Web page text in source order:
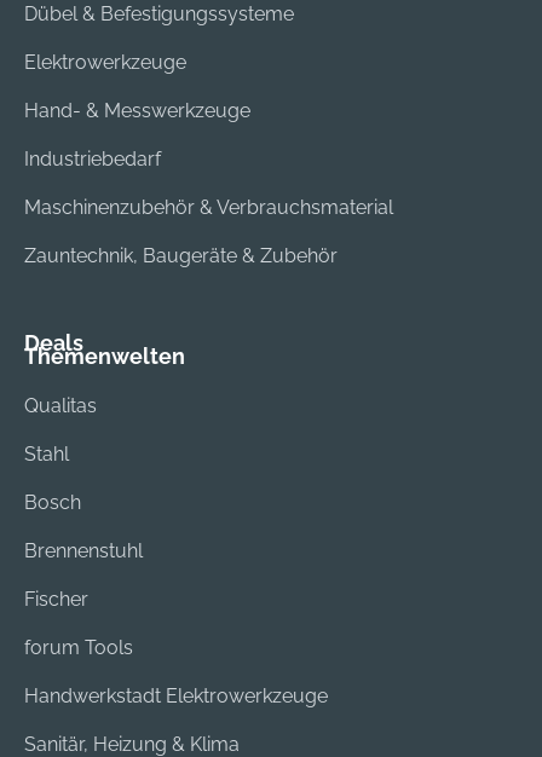
Dübel & Befestigungssysteme
Elektrowerkzeuge
Hand- & Messwerkzeuge
Industriebedarf
Maschinenzubehör & Verbrauchsmaterial
Zauntechnik, Baugeräte & Zubehör
Deals
Themenwelten
Qualitas
Stahl
Bosch
Brennenstuhl
Fischer
forum Tools
Handwerkstadt Elektrowerkzeuge
Sanitär, Heizung & Klima